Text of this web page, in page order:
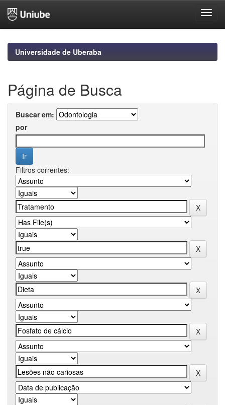
navigationUniversidade de Uberaba
Página de Busca
Buscar em:
por
Filtros correntes: